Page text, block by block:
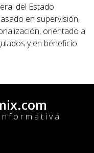
del Estado
en supervisión,
orientado a
y en beneficio